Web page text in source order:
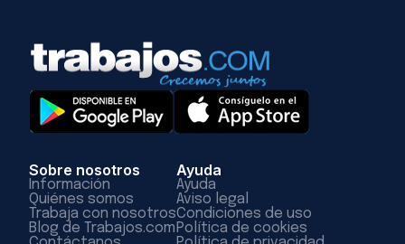
Sobre nosotros
Información
Quiénes somos
Trabaja con nosotros
Blog de Trabajos.com
Ayuda
Ayuda
Aviso legal
Condiciones de uso
Política de cookies